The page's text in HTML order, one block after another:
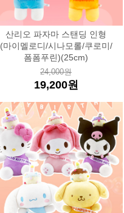
산리오 파자마 스탠딩 인형
(마이멜로디/시나모롤/쿠로미/
폼폼푸린)(25cm)
24,000원
19,200원